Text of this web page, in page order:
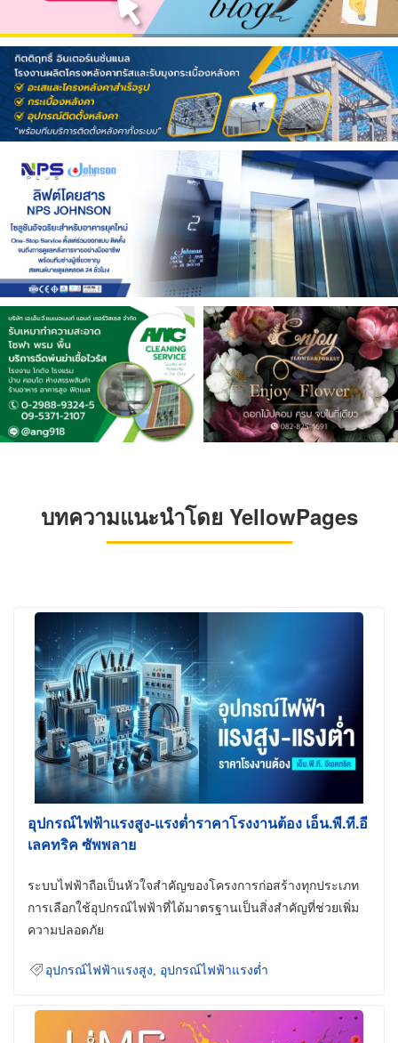
บทความแนะนำโดย YellowPages
อุปกรณ์ไฟฟ้าแรงสูง-แรงต่ำราคาโรงงานต้อง เอ็น.พี.ที.อี
เลคทริค ซัพพลาย
ระบบไฟฟ้าถือเป็นหัวใจสำคัญของโครงการก่อสร้างทุกประเภท
การเลือกใช้อุปกรณ์ไฟฟ้าที่ได้มาตรฐานเป็นสิ่งสำคัญที่ช่วยเพิ่ม
ความปลอดภัย
อุปกรณ์ไฟฟ้าแรงสูง อุปกรณ์ไฟฟ้าแรงต่ำ